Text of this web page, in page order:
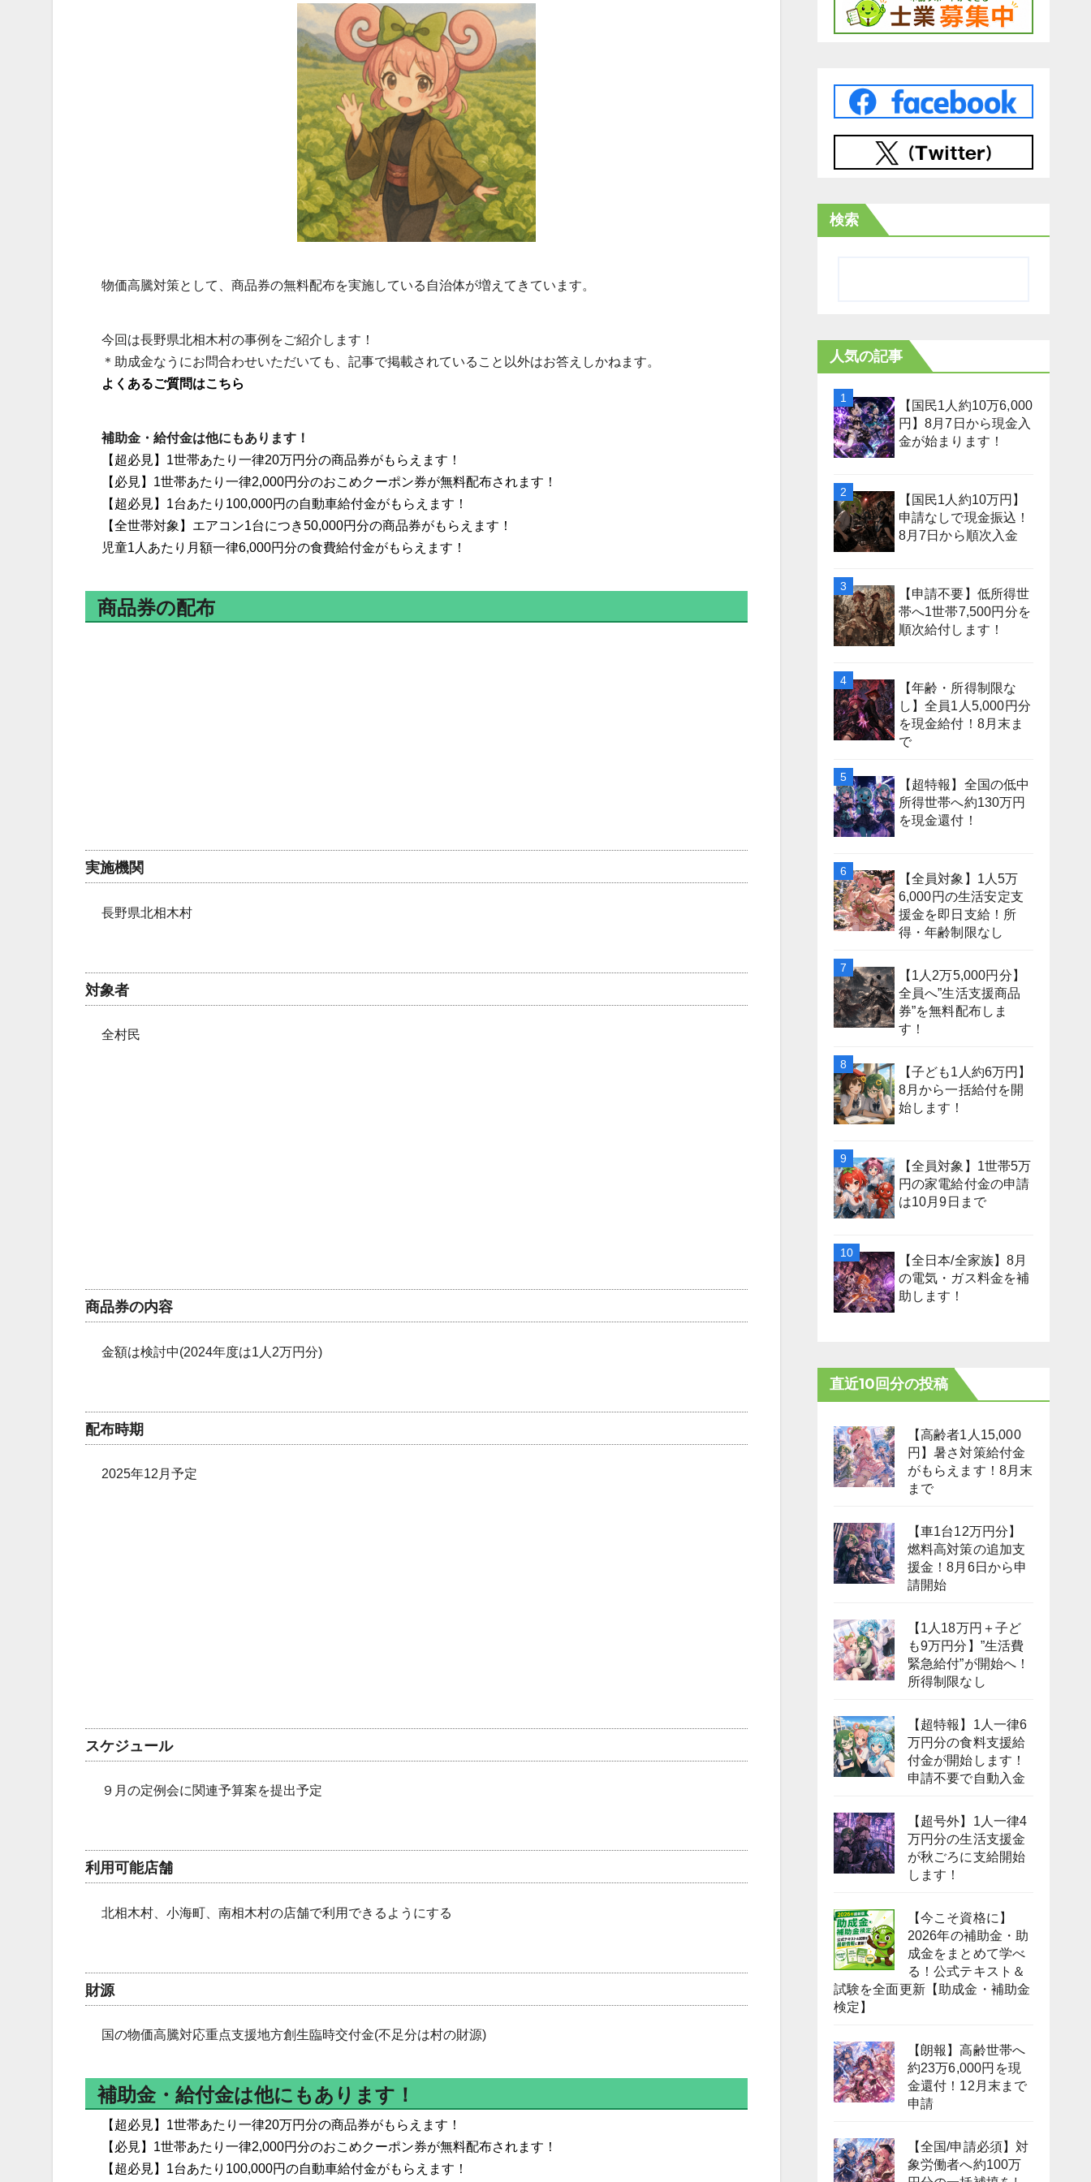
物価高騰対策として、商品券の無料配布を実施している自治体が増えてきています。
今回は長野県北相木村の事例をご紹介します！
＊助成金なうにお問合わせいただいても、記事で掲載されていること以外はお答えしかねます。
よくあるご質問はこちら
補助金・給付金は他にもあります！
【超必見】1世帯あたり一律20万円分の商品券がもらえます！
【必見】1世帯あたり一律2,000円分のおこめクーポン券が無料配布されます！
【超必見】1台あたり100,000円の自動車給付金がもらえます！
【全世帯対象】エアコン1台につき50,000円分の商品券がもらえます！
児童1人あたり月額一律6,000円分の食費給付金がもらえます！
商品券の配布
実施機関
長野県北相木村
対象者
全村民
商品券の内容
金額は検討中(2024年度は1人2万円分)
配布時期
2025年12月予定
スケジュール
９月の定例会に関連予算案を提出予定
利用可能店舗
北相木村、小海町、南相木村の店舗で利用できるようにする
財源
国の物価高騰対応重点支援地方創生臨時交付金(不足分は村の財源)
補助金・給付金は他にもあります！
【超必見】1世帯あたり一律20万円分の商品券がもらえます！
【必見】1世帯あたり一律2,000円分のおこめクーポン券が無料配布されます！
【超必見】1台あたり100,000円の自動車給付金がもらえます！
検索
人気の記事
【国民1人約10万6,000
円】8月7日から現金入
金が始まります！
【国民1人約10万円】
申請なしで現金振込！
8月7日から順次入金
【申請不要】低所得世
帯へ1世帯7,500円分を
順次給付します！
【年齢・所得制限な
し】全員1人5,000円分
を現金給付！8月末ま
で
【超特報】全国の低中
所得世帯へ約130万円
を現金還付！
【全員対象】1人5万
6,000円の生活安定支
援金を即日支給！所
得・年齢制限なし
【1人2万5,000円分】
全員へ”生活支援商品
券”を無料配布しま
す！
【子ども1人約6万円】
8月から一括給付を開
始します！
【全員対象】1世帯5万
円の家電給付金の申請
は10月9日まで
【全日本/全家族】8月
の電気・ガス料金を補
助します！
直近10回分の投稿
【高齢者1人15,000
円】暑さ対策給付金
がもらえます！8月末
まで
【車1台12万円分】
燃料高対策の追加支
援金！8月6日から申
請開始
【1人18万円＋子ど
も9万円分】”生活費
緊急給付”が開始へ！
所得制限なし
【超特報】1人一律6
万円分の食料支援給
付金が開始します！
申請不要で自動入金
【超号外】1人一律4
万円分の生活支援金
が秋ごろに支給開始
します！
【今こそ資格に】
2026年の補助金・助
成金をまとめて学べ
る！公式テキスト＆
試験を全面更新【助成金・補助金
検定】
【朗報】高齢世帯へ
約23万6,000円を現
金還付！12月末まで
申請
【全国/申請必須】対
象労働者へ約100万